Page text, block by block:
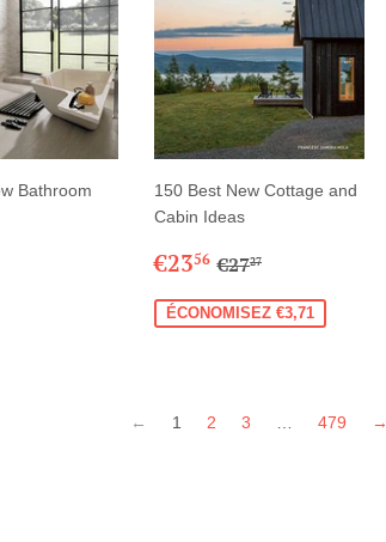
Bathroom
150 Best New Cottage and
Cabin Ideas
PRIX
€2356 €23,56
PRIX RÉGULIER
€2727
ÉCONOMISEZ €3,71
← 1 2 3 479 →